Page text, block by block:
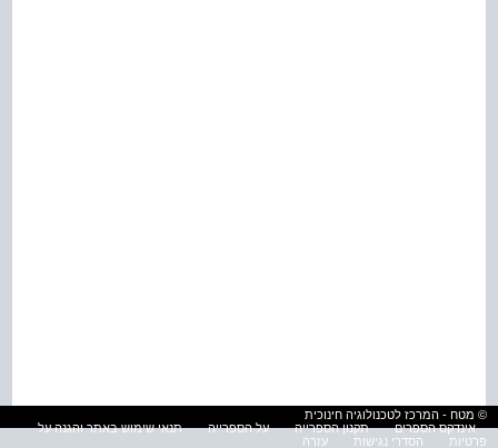
© מטח - המרכז לטכנולוגיה חינוכית
אינדקס הספרים
תקנון הספרייה על הספרייה
תנאי שימוש באתר והגנה על
פרטיות
הסדרי נגישות עזרה